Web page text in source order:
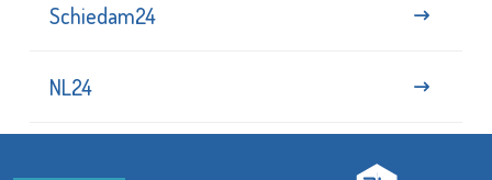
Schiedam24
NL24